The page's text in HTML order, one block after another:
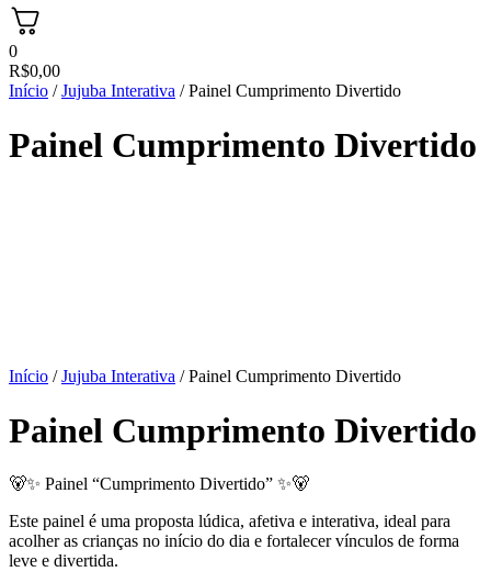
0
R$0,00
Início /Jujuba Interativa / Painel Cumprimento Divertido
Painel Cumprimento Divertido
Início /Jujuba Interativa / Painel Cumprimento Divertido
Painel Cumprimento Divertido
🐻✨ Painel “Cumprimento Divertido” ✨🐻
Este painel é uma proposta lúdica, afetiva e interativa, ideal para
acolher as crianças no início do dia e fortalecer vínculos de forma
leve e divertida.